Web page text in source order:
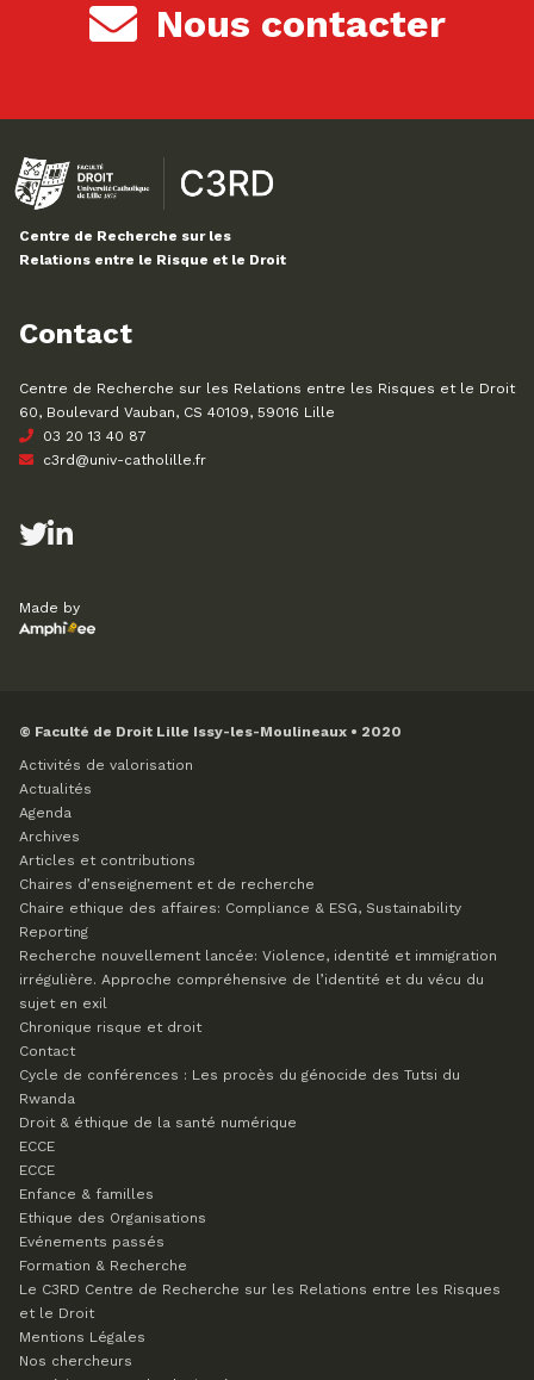
Nous contacter
Centre de Recherche sur les
Relations entre le Risque et le Droit
Contact
Centre de Recherche sur les Relations entre les Risques et le Droit
60, Boulevard Vauban, CS 40109, 59016 Lille
03 20 13 40 87
c3rd@univ-catholille.fr
Made by
© Faculté de Droit Lille Issy-les-Moulineaux • 2020
Activités de valorisation
Actualités
Agenda
Archives
Articles et contributions
Chaires d’enseignement et de recherche
Chaire ethique des affaires: Compliance & ESG, Sustainability
Reporting
Recherche nouvellement lancée: Violence, identité et immigration
irrégulière. Approche compréhensive de l’identité et du vécu du
sujet en exil
Chronique risque et droit
Contact
Cycle de conférences : Les procès du génocide des Tutsi du
Rwanda
Droit & éthique de la santé numérique
ECCE
ECCE
Enfance & familles
Ethique des Organisations
Evénements passés
Formation & Recherche
Le C3RD Centre de Recherche sur les Relations entre les Risques
et le Droit
Mentions Légales
Nos chercheurs